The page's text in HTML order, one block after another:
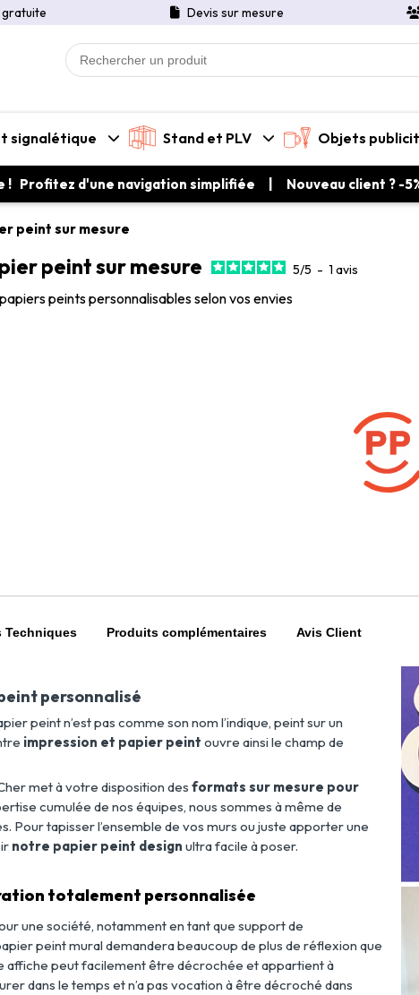
Devis sur mesure
signalétique Stand et PLV Objets
! Profitez d'une navigation simplifiée | Nouveau client ? -
peint sur mesure
peint sur mesure 5/5 - 1 avis
peints personnalisables selon vos envies
Techniques Produits complémentaires Avis Client
personnalisé
peint n’est pas comme son nom l’indique, peint sur un
impression et papier peint ouvre ainsi le champ de
met à votre disposition des formats sur mesure pour
cumulée de nos équipes, nous sommes à même de
Pour tapisser l’ensemble de vos murs ou juste apporter une
notre papier peint design ultra facile à poser.
totalement personnalisée
une société, notamment en tant que support de
peint mural demandera beaucoup de plus de réflexion que
affiche peut facilement être décrochée et appartient à
dans le temps et n’a pas vocation à être décroché dans